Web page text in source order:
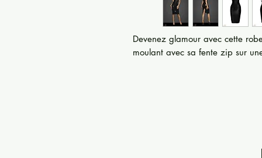
Devenez glamour avec cette
moulant avec sa fente zip sur